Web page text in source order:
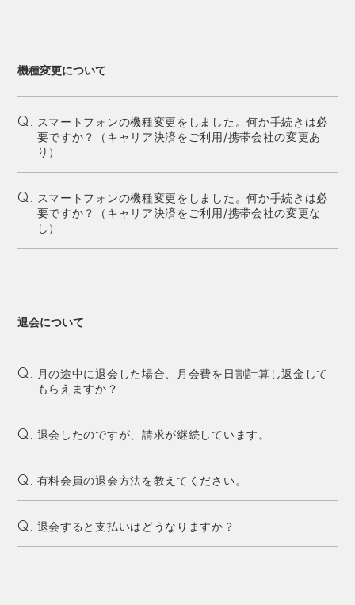
機種変更について
Q. スマートフォンの機種変更をしました。何か手続きは必
要ですか？（キャリア決済をご利用/携帯会社の変更あ
り）
Q. スマートフォンの機種変更をしました。何か手続きは必
要ですか？（キャリア決済をご利用/携帯会社の変更な
し）
退会について
Q. 月の途中に退会した場合、月会費を日割計算し返金して
もらえますか？
Q. 退会したのですが、請求が継続しています。
Q. 有料会員の退会方法を教えてください。
Q. 退会すると支払いはどうなりますか？